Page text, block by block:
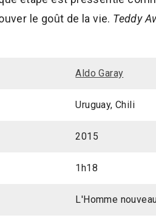
le goût de la vie. Teddy
Aldo Garay
Uruguay, Chili
2015
1h18
L'Homme